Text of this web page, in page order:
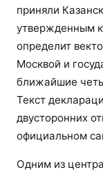
приняли
утвержденным
определит
Москвой и
ближайшие
Текст
двусторонних
официальном
Одним из